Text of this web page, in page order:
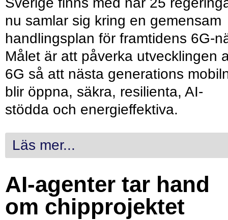
nu samlar sig kring en gemensam
handlingsplan för framtidens 6G-
Målet är att påverka utvecklingen
6G så att nästa generations
blir öppna, säkra, resilienta, AI-
stödda och energieffektiva.
Läs mer...
AI-agenter tar hand
om chipprojektet